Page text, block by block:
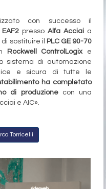
con successo il
EAF2 presso Alfa Acciai a
sostituire il PLC GE 90-70
Rockwell ControlLogix e
sistema di automazione
e sicura di tutte le
ha completato
di produzionecon una
e AIC».
Torricelli